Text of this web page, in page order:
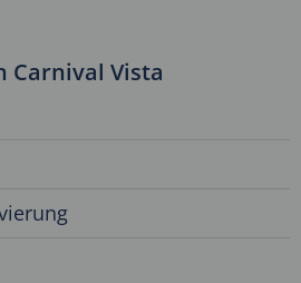
Carnival Vista